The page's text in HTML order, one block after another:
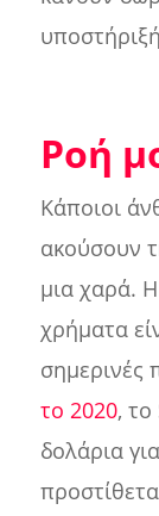
Ροή
Κάποιοι
ακούσουν
μια χαρά. Η
χρήματα
σημερινές
το 2020,
δολάρια